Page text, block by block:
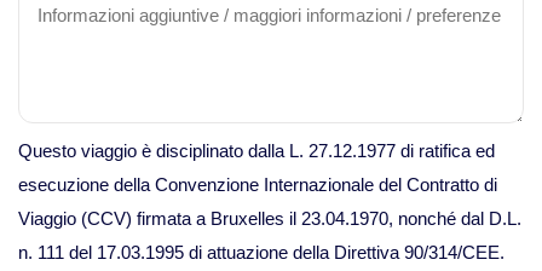
Viaggi in Armenia e Georgia
Questo viaggio è disciplinato dalla L. 27.12.1977 di ratifica ed
esecuzione della Convenzione Internazionale del Contratto di
Viaggio (CCV) firmata a Bruxelles il 23.04.1970, nonché dal D.L.
n. 111 del 17.03.1995 di attuazione della Direttiva 90/314/CEE.